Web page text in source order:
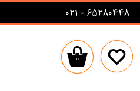
65280448 - 021
۰